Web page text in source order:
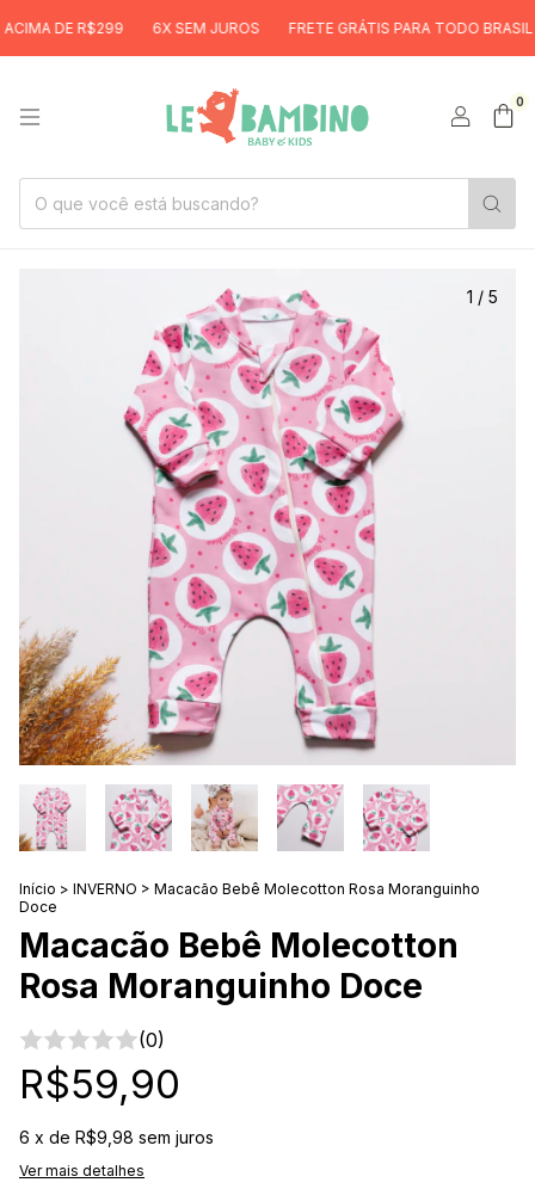
DE R$299 6X SEM JUROS FRETE GRÁTIS PARA TODO BRASIL
0
1 / 5
Início > INVERNO > Macacão Bebê Molecotton Rosa Moranguinho
Doce
Macacão Bebê Molecotton
Rosa Moranguinho Doce
(0)
R$59,90
6 x de R$9,98 sem juros
Ver mais detalhes